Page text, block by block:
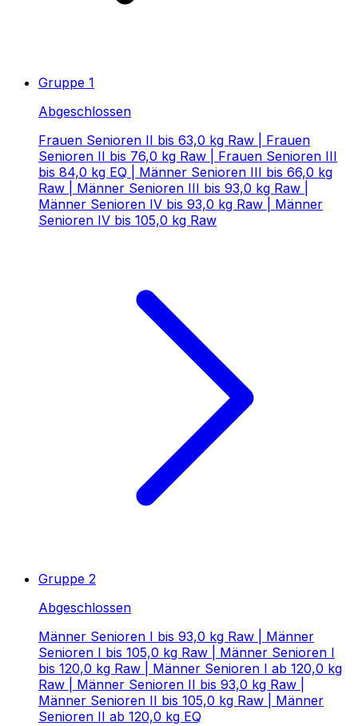
Gruppe 1
Abgeschlossen
Frauen Senioren II bis 63,0 kg Raw | Frauen
Senioren II bis 76,0 kg Raw | Frauen Senioren III
bis 84,0 kg EQ | Männer Senioren III bis 66,0 kg
Raw | Männer Senioren III bis 93,0 kg Raw |
Männer Senioren IV bis 93,0 kg Raw | Männer
Senioren IV bis 105,0 kg Raw
Gruppe 2
Abgeschlossen
Männer Senioren I bis 93,0 kg Raw | Männer
Senioren I bis 105,0 kg Raw | Männer Senioren I
bis 120,0 kg Raw | Männer Senioren I ab 120,0 kg
Raw | Männer Senioren II bis 93,0 kg Raw |
Männer Senioren II bis 105,0 kg Raw | Männer
Senioren II ab 120,0 kg EQ